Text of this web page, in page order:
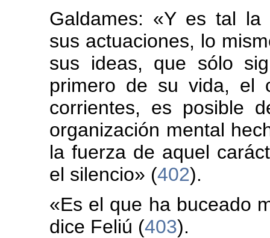
Galdames: «Y es tal la
sus actuaciones, lo
sus ideas, que sólo
primero de su vida, el
corrientes, es posible
organización mental
la fuerza de aquel
el silencio» (402).
«Es el que ha buceado
dice Feliú (403).